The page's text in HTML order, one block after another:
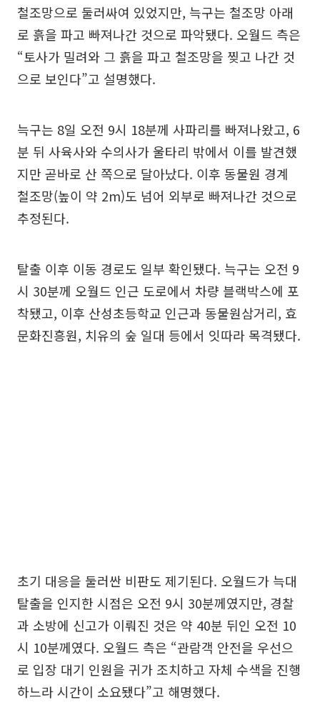
철조망으로 둘러싸여 있었지만, 늑구는 철조망 아래
로 흙을 파고 빠져나간 것으로 파악됐다. 오월드 측은
“토사가 밀려와 그 흙을 파고 철조망을 찢고 나간 것
으로 보인다”고 설명했다.
늑구는 8일 오전 9시 18분께 사파리를 빠져나왔고, 6
분 뒤 사육사와 수의사가 울타리 밖에서 이를 발견했
지만 곧바로 산 쪽으로 달아났다. 이후 동물원 경계
철조망(높이 약 2m)도 넘어 외부로 빠져나간 것으로
추정된다.
탈출 이후 이동 경로도 일부 확인됐다. 늑구는 오전 9
시 30분께 오월드 인근 도로에서 차량 블랙박스에 포
착됐고, 이후 산성초등학교 인근과 동물원삼거리, 효
문화진흥원, 치유의 숲 일대 등에서 잇따라 목격됐다.
초기 대응을 둘러싼 비판도 제기된다. 오월드가 늑대
탈출을 인지한 시점은 오전 9시 30분께였지만, 경찰
과 소방에 신고가 이뤄진 것은 약 40분 뒤인 오전 10
시 10분께였다. 오월드 측은 “관람객 안전을 우선으
로 입장 대기 인원을 귀가 조치하고 자체 수색을 진행
하느라 시간이 소요됐다”고 해명했다.